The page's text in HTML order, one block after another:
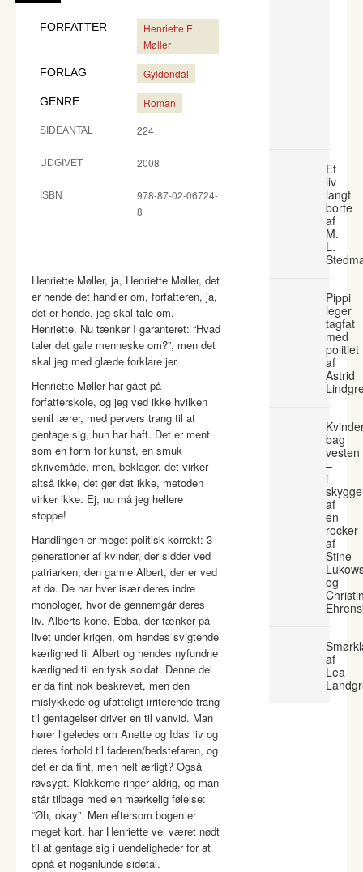
FORFATTER
Henriette E.
Møller
FORLAG Gyldendal
GENRE Roman
SIDEANTAL 224
UDGIVET 2008
ISBN
978-87-02-06724-
8
Henriette Møller, ja, Henriette Møller, det
er hende det handler om, forfatteren, ja,
det er hende, jeg skal tale om,
Henriette. Nu tænker I garanteret: “Hvad
taler det gale menneske om?”, men det
skal jeg med glæde forklare jer.
Henriette Møller har gået på
forfatterskole, og jeg ved ikke hvilken
senil lærer, med pervers trang til at
gentage sig, hun har haft. Det er ment
som en form for kunst, en smuk
skrivemåde, men, beklager, det virker
altså ikke, det gør det ikke, metoden
virker ikke. Ej, nu må jeg hellere
stoppe!
Handlingen er meget politisk korrekt: 3
generationer af kvinder, der sidder ved
patriarken, den gamle Albert, der er ved
at dø. De har hver især deres indre
monologer, hvor de gennemgår deres
liv. Alberts kone, Ebba, der tænker på
livet under krigen, om hendes svigtende
kærlighed til Albert og hendes nyfundne
kærlighed til en tysk soldat. Denne del
er da fint nok beskrevet, men den
mislykkede og ufatteligt irriterende trang
til gentagelser driver en til vanvid. Man
hører ligeledes om Anette og Idas liv og
deres forhold til faderen/bedstefaren, og
det er da fint, men helt ærligt? Også
røvsygt. Klokkerne ringer aldrig, og man
står tilbage med en mærkelig følelse:
“Øh, okay”. Men eftersom bogen er
meget kort, har Henriette vel været nødt
til at gentage sig i uendeligheder for at
opnå et nogenlunde sidetal.
Et
liv
langt
borte
af
M.
L.
Pippi
leger
tagfat
med
politiet
af
Astrid
bag
vesten
–
i
af
en
rocker
af
Stine
og
af
Lea